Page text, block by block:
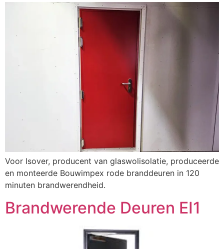
Voor Isover, producent van glaswolisolatie, produceerde
en monteerde Bouwimpex rode branddeuren in 120
minuten brandwerendheid.
Brandwerende Deuren EI1